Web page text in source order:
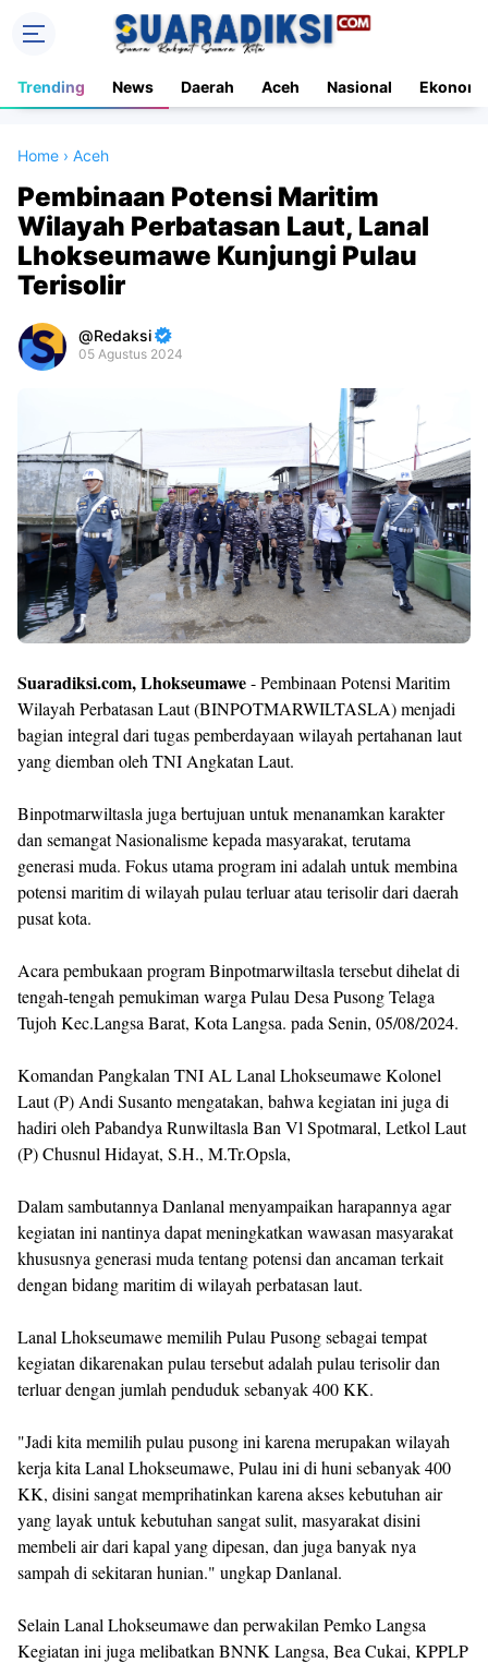
Trending News Daerah Aceh Nasional Ekonomi
Home › Aceh
Pembinaan Potensi Maritim
Wilayah Perbatasan Laut, Lanal
Lhokseumawe Kunjungi Pulau
Terisolir
Redaksi
05 Agustus 2024
Raushan
Design
With
Shroff
Templates
Suaradiksi.com, Lhokseumawe- Pembinaan Potensi Maritim
Wilayah Perbatasan Laut (BINPOTMARWILTASLA) menjadi
bagian integral dari tugas pemberdayaan wilayah pertahanan laut
yang diemban oleh TNI Angkatan Laut.
Binpotmarwiltasla juga bertujuan untuk menanamkan karakter
dan semangat Nasionalisme kepada masyarakat, terutama
generasi muda. Fokus utama program ini adalah untuk membina
potensi maritim di wilayah pulau terluar atau terisolir dari daerah
pusat kota.
Acara pembukaan program Binpotmarwiltasla tersebut dihelat di
tengah-tengah pemukiman warga Pulau Desa Pusong Telaga
Tujoh Kec.Langsa Barat, Kota Langsa. pada Senin, 05/08/2024.
Komandan Pangkalan TNI AL Lanal Lhokseumawe Kolonel
Laut (P) Andi Susanto mengatakan, bahwa kegiatan ini juga di
hadiri oleh Pabandya Runwiltasla Ban Vl Spotmaral, Letkol Laut
(P) Chusnul Hidayat, S.H., M.Tr.Opsla,
Dalam sambutannya Danlanal menyampaikan harapannya agar
kegiatan ini nantinya dapat meningkatkan wawasan masyarakat
khususnya generasi muda tentang potensi dan ancaman terkait
dengan bidang maritim di wilayah perbatasan laut.
Lanal Lhokseumawe memilih Pulau Pusong sebagai tempat
kegiatan dikarenakan pulau tersebut adalah pulau terisolir dan
terluar dengan jumlah penduduk sebanyak 400 KK.
"Jadi kita memilih pulau pusong ini karena merupakan wilayah
kerja kita Lanal Lhokseumawe, Pulau ini di huni sebanyak 400
KK, disini sangat memprihatinkan karena akses kebutuhan air
yang layak untuk kebutuhan sangat sulit, masyarakat disini
membeli air dari kapal yang dipesan, dan juga banyak nya
sampah di sekitaran hunian." ungkap Danlanal.
Selain Lanal Lhokseumawe dan perwakilan Pemko Langsa
Kegiatan ini juga melibatkan BNNK Langsa, Bea Cukai, KPPLP